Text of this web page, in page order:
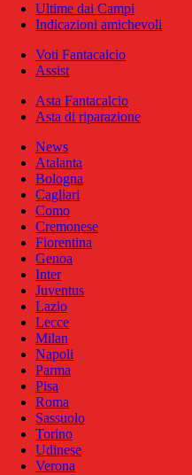
Ultime dai Campi
Indicazioni amichevoli
Voti Fantacalcio
Assist
Asta Fantacalcio
Asta di riparazione
News
Atalanta
Bologna
Cagliari
Como
Cremonese
Fiorentina
Genoa
Inter
Juventus
Lazio
Lecce
Milan
Napoli
Parma
Pisa
Roma
Sassuolo
Torino
Udinese
Verona